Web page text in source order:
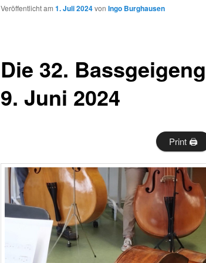
Die 32.
9. Juni 2024
Veröffentlicht am1. Juli 2024 vonIngo Burghausen
Print 🖨